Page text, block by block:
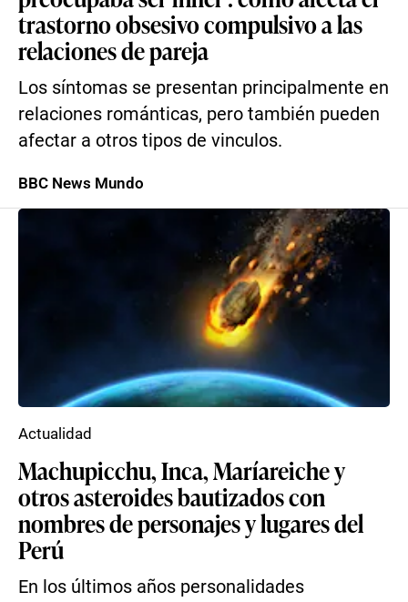
trastorno obsesivo compulsivo a las
relaciones de pareja
Los síntomas se presentan principalmente en
relaciones románticas, pero también pueden
afectar a otros tipos de vinculos.
BBC News Mundo
Machupicchu, Inca, Maríareiche y
otros asteroides bautizados con
nombres de personajes y lugares del
Perú
En los últimos años personalidades
Actualidad